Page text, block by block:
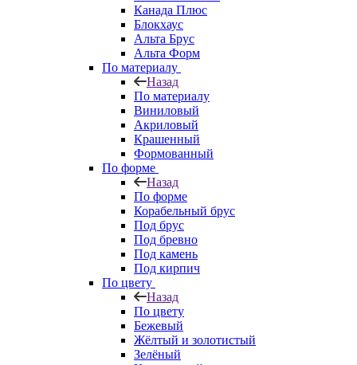
Канада Плюс
Блокхаус
Альта Брус
Альта Форм
По материалу
Назад
По материалу
Виниловый
Акриловый
Крашенный
Формованный
По форме
Назад
По форме
Корабельный брус
Под брус
Под бревно
Под камень
Под кирпич
По цвету
Назад
По цвету
Бежевый
Жёлтый и золотистый
Зелёный